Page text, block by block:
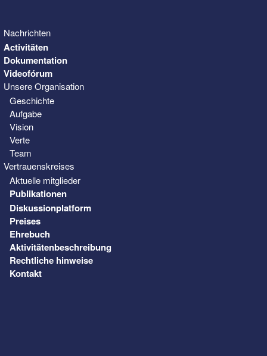
Nachrichten
Activitäten
Dokumentation
Videofórum
Unsere Organisation
Geschichte
Aufgabe
Vision
Verte
Team
Vertrauenskreises
Aktuelle mitglieder
Publikationen
Diskussionplatform
Preises
Ehrebuch
Aktivitätenbeschreibung
Rechtliche hinweise
Kontakt